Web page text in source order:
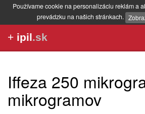
Používame cookie na personalizáciu reklám a
prevádzku na našich stránkach.
+ ipil.sk
Iffeza 250
mikrogramov